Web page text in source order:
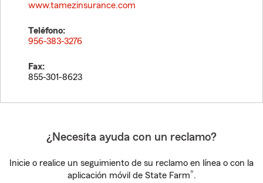
www.tamezinsurance.com
Teléfono:
956-383-3276
Fax:
855-301-8623
¿Necesita ayuda con un reclamo?
Inicie o realice un seguimiento de su reclamo en línea o con la
aplicación móvil de State Farm®.